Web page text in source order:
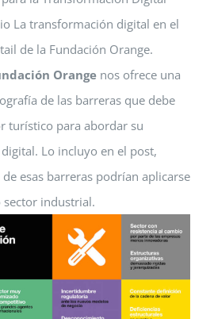
La transformación digital en el
de la Fundación Orange.
Orange nos ofrece una
de las barreras que debe
turístico para abordar su
Lo incluyo en el post,
esas barreras podrían aplicarse
industrial.